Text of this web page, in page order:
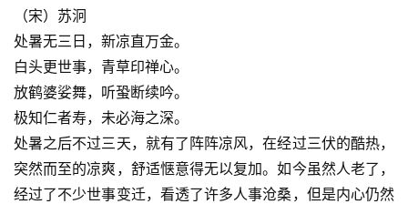
（宋）苏泂
处暑无三日，新凉直万金。
白头更世事，青草印禅心。
放鹤婆娑舞，听蛩断续吟。
极知仁者寿，未必海之深。
处暑之后不过三天，就有了阵阵凉风，在经过三伏的酷热，
突然而至的凉爽，舒适惬意得无以复加。如今虽然人老了，
经过了不少世事变迁，看透了许多人事沧桑，但是内心仍然